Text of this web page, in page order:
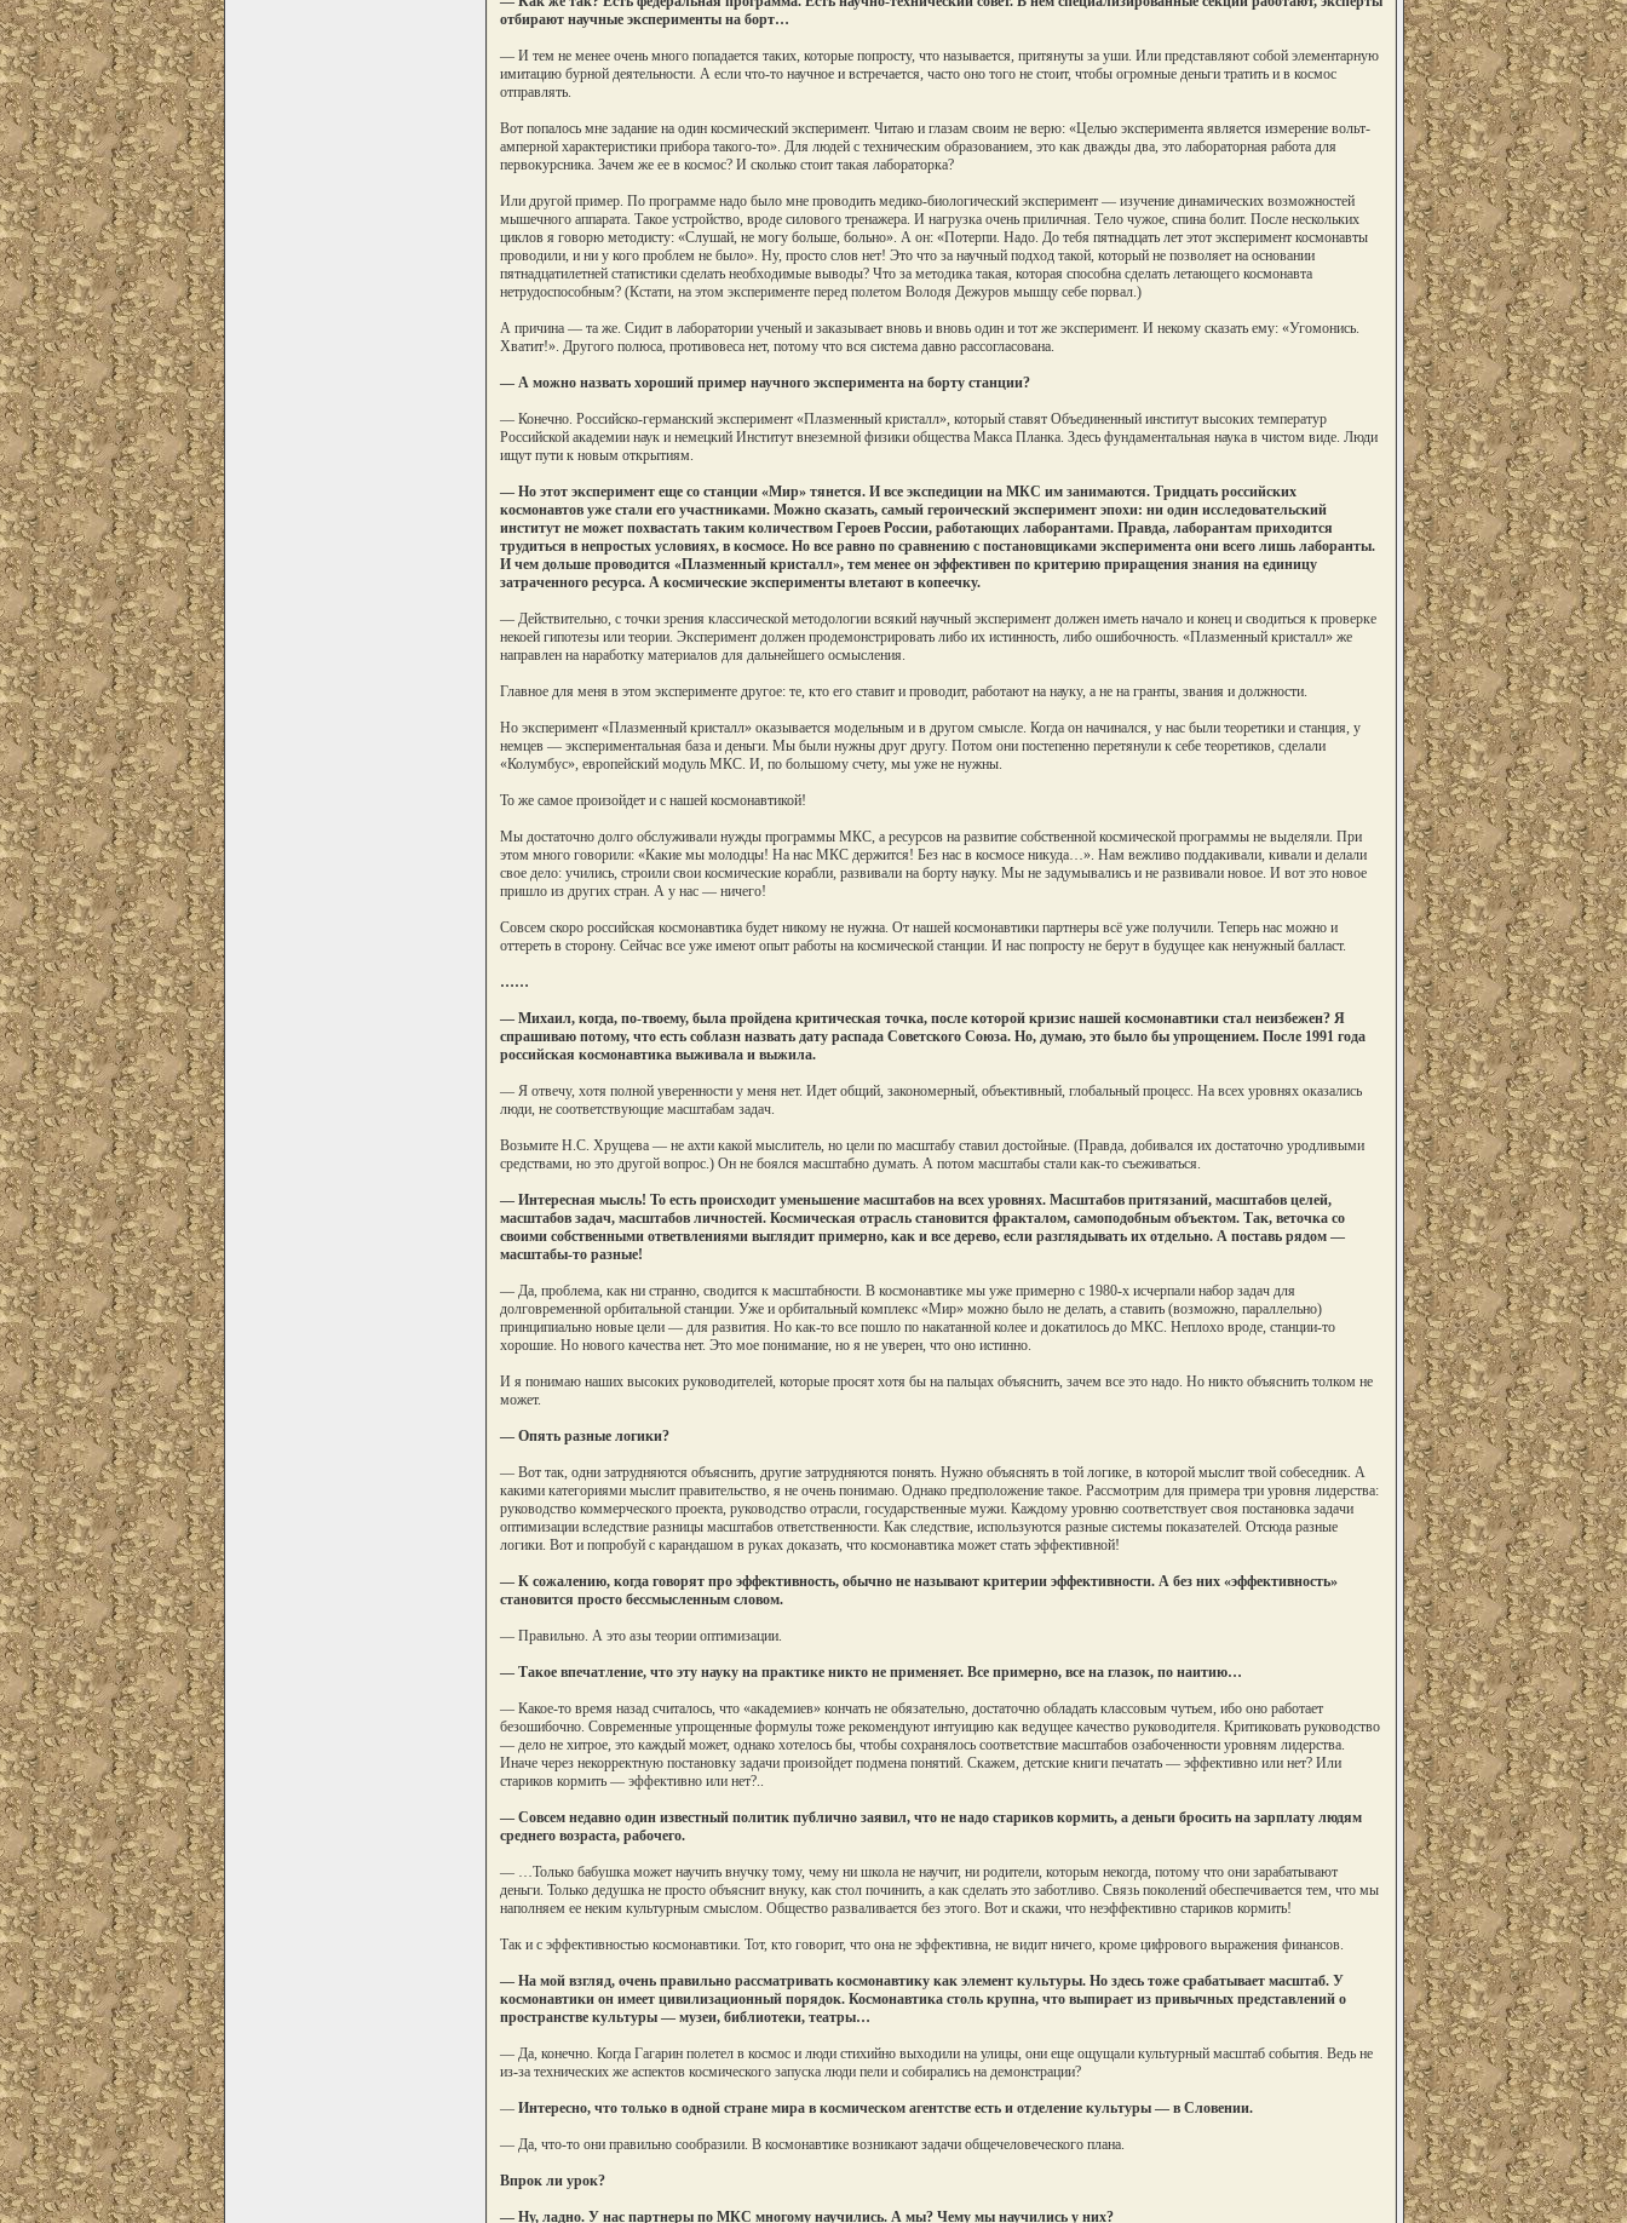
отбирают научные эксперименты на борт…
— И тем не менее очень много попадается таких, которые попросту, что называется, притянуты за уши. Или представляют собой элементарную
имитацию бурной деятельности. А если что-то научное и встречается, часто оно того не стоит, чтобы огромные деньги тратить и в космос
отправлять.
Вот попалось мне задание на один космический эксперимент. Читаю и глазам своим не верю: «Целью эксперимента является измерение вольт-
амперной характеристики прибора такого-то». Для людей с техническим образованием, это как дважды два, это лабораторная работа для
первокурсника. Зачем же ее в космос? И сколько стоит такая лабораторка?
Или другой пример. По программе надо было мне проводить медико-биологический эксперимент — изучение динамических возможностей
мышечного аппарата. Такое устройство, вроде силового тренажера. И нагрузка очень приличная. Тело чужое, спина болит. После нескольких
циклов я говорю методисту: «Слушай, не могу больше, больно». А он: «Потерпи. Надо. До тебя пятнадцать лет этот эксперимент космонавты
проводили, и ни у кого проблем не было». Ну, просто слов нет! Это что за научный подход такой, который не позволяет на основании
пятнадцатилетней статистики сделать необходимые выводы? Что за методика такая, которая способна сделать летающего космонавта
нетрудоспособным? (Кстати, на этом эксперименте перед полетом Володя Дежуров мышцу себе порвал.)
А причина — та же. Сидит в лаборатории ученый и заказывает вновь и вновь один и тот же эксперимент. И некому сказать ему: «Угомонись.
Хватит!». Другого полюса, противовеса нет, потому что вся система давно рассогласована.
— А можно назвать хороший пример научного эксперимента на борту станции?
— Конечно. Российско-германский эксперимент «Плазменный кристалл», который ставят Объединенный институт высоких температур
Российской академии наук и немецкий Институт внеземной физики общества Макса Планка. Здесь фундаментальная наука в чистом виде. Люди
ищут пути к новым открытиям.
— Но этот эксперимент еще со станции «Мир» тянется. И все экспедиции на МКС им занимаются. Тридцать российских
космонавтов уже стали его участниками. Можно сказать, самый героический эксперимент эпохи: ни один исследовательский
институт не может похвастать таким количеством Героев России, работающих лаборантами. Правда, лаборантам приходится
трудиться в непростых условиях, в космосе. Но все равно по сравнению с постановщиками эксперимента они всего лишь лаборанты.
И чем дольше проводится «Плазменный кристалл», тем менее он эффективен по критерию приращения знания на единицу
затраченного ресурса. А космические эксперименты влетают в копеечку.
— Действительно, с точки зрения классической методологии всякий научный эксперимент должен иметь начало и конец и сводиться к проверке
некоей гипотезы или теории. Эксперимент должен продемонстрировать либо их истинность, либо ошибочность. «Плазменный кристалл» же
направлен на наработку материалов для дальнейшего осмысления.
Главное для меня в этом эксперименте другое: те, кто его ставит и проводит, работают на науку, а не на гранты, звания и должности.
Но эксперимент «Плазменный кристалл» оказывается модельным и в другом смысле. Когда он начинался, у нас были теоретики и станция, у
немцев — экспериментальная база и деньги. Мы были нужны друг другу. Потом они постепенно перетянули к себе теоретиков, сделали
«Колумбус», европейский модуль МКС. И, по большому счету, мы уже не нужны.
То же самое произойдет и с нашей космонавтикой!
Мы достаточно долго обслуживали нужды программы МКС, а ресурсов на развитие собственной космической программы не выделяли. При
этом много говорили: «Какие мы молодцы! На нас МКС держится! Без нас в космосе никуда…». Нам вежливо поддакивали, кивали и делали
свое дело: учились, строили свои космические корабли, развивали на борту науку. Мы не задумывались и не развивали новое. И вот это новое
пришло из других стран. А у нас — ничего!
Совсем скоро российская космонавтика будет никому не нужна. От нашей космонавтики партнеры всё уже получили. Теперь нас можно и
оттереть в сторону. Сейчас все уже имеют опыт работы на космической станции. И нас попросту не берут в будущее как ненужный балласт.
……
— Михаил, когда, по-твоему, была пройдена критическая точка, после которой кризис нашей космонавтики стал неизбежен? Я
спрашиваю потому, что есть соблазн назвать дату распада Советского Союза. Но, думаю, это было бы упрощением. После 1991 года
российская космонавтика выживала и выжила.
— Я отвечу, хотя полной уверенности у меня нет. Идет общий, закономерный, объективный, глобальный процесс. На всех уровнях оказались
люди, не соответствующие масштабам задач.
Возьмите Н.С. Хрущева — не ахти какой мыслитель, но цели по масштабу ставил достойные. (Правда, добивался их достаточно уродливыми
средствами, но это другой вопрос.) Он не боялся масштабно думать. А потом масштабы стали как-то съеживаться.
— Интересная мысль! То есть происходит уменьшение масштабов на всех уровнях. Масштабов притязаний, масштабов целей,
масштабов задач, масштабов личностей. Космическая отрасль становится фракталом, самоподобным объектом. Так, веточка со
своими собственными ответвлениями выглядит примерно, как и все дерево, если разглядывать их отдельно. А поставь рядом —
масштабы-то разные!
— Да, проблема, как ни странно, сводится к масштабности. В космонавтике мы уже примерно с 1980-х исчерпали набор задач для
долговременной орбитальной станции. Уже и орбитальный комплекс «Мир» можно было не делать, а ставить (возможно, параллельно)
принципиально новые цели — для развития. Но как-то все пошло по накатанной колее и докатилось до МКС. Неплохо вроде, станции-то
хорошие. Но нового качества нет. Это мое понимание, но я не уверен, что оно истинно.
И я понимаю наших высоких руководителей, которые просят хотя бы на пальцах объяснить, зачем все это надо. Но никто объяснить толком не
может.
— Опять разные логики?
— Вот так, одни затрудняются объяснить, другие затрудняются понять. Нужно объяснять в той логике, в которой мыслит твой собеседник. А
какими категориями мыслит правительство, я не очень понимаю. Однако предположение такое. Рассмотрим для примера три уровня лидерства:
руководство коммерческого проекта, руководство отрасли, государственные мужи. Каждому уровню соответствует своя постановка задачи
оптимизации вследствие разницы масштабов ответственности. Как следствие, используются разные системы показателей. Отсюда разные
логики. Вот и попробуй с карандашом в руках доказать, что космонавтика может стать эффективной!
— К сожалению, когда говорят про эффективность, обычно не называют критерии эффективности. А без них «эффективность»
становится просто бессмысленным словом.
— Правильно. А это азы теории оптимизации.
— Такое впечатление, что эту науку на практике никто не применяет. Все примерно, все на глазок, по наитию…
— Какое-то время назад считалось, что «академиев» кончать не обязательно, достаточно обладать классовым чутьем, ибо оно работает
безошибочно. Современные упрощенные формулы тоже рекомендуют интуицию как ведущее качество руководителя. Критиковать руководство
— дело не хитрое, это каждый может, однако хотелось бы, чтобы сохранялось соответствие масштабов озабоченности уровням лидерства.
Иначе через некорректную постановку задачи произойдет подмена понятий. Скажем, детские книги печатать — эффективно или нет? Или
стариков кормить — эффективно или нет?..
— Совсем недавно один известный политик публично заявил, что не надо стариков кормить, а деньги бросить на зарплату людям
среднего возраста, рабочего.
— …Только бабушка может научить внучку тому, чему ни школа не научит, ни родители, которым некогда, потому что они зарабатывают
деньги. Только дедушка не просто объяснит внуку, как стол починить, а как сделать это заботливо. Связь поколений обеспечивается тем, что мы
наполняем ее неким культурным смыслом. Общество разваливается без этого. Вот и скажи, что неэффективно стариков кормить!
Так и с эффективностью космонавтики. Тот, кто говорит, что она не эффективна, не видит ничего, кроме цифрового выражения финансов.
— На мой взгляд, очень правильно рассматривать космонавтику как элемент культуры. Но здесь тоже срабатывает масштаб. У
космонавтики он имеет цивилизационный порядок. Космонавтика столь крупна, что выпирает из привычных представлений о
пространстве культуры — музеи, библиотеки, театры…
— Да, конечно. Когда Гагарин полетел в космос и люди стихийно выходили на улицы, они еще ощущали культурный масштаб события. Ведь не
из-за технических же аспектов космического запуска люди пели и собирались на демонстрации?
— Интересно, что только в одной стране мира в космическом агентстве есть и отделение культуры — в Словении.
— Да, что-то они правильно сообразили. В космонавтике возникают задачи общечеловеческого плана.
Впрок ли урок?
— Ну, ладно. У нас партнеры по МКС многому научились. А мы? Чему мы научились у них?